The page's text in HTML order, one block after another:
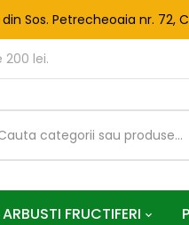
Sos. Petrecheoaia nr.
lei.
ARBUSTI FRUCTIFERI